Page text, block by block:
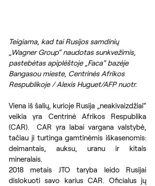
Teigiama, kad tai Rusijos samdinių
„Wagner Group“ naudotas sunkvežimis,
pastebėtas apiplėštoje „Faca“ bazėje
Bangasou mieste, Centrinės Afrikos
Respublikoje / Alexis Huguet/AFP nuotr.
Viena iš šalių, kurioje Rusija „neakivaizdžiai“
veikia yra Centrinė Afrikos Respublika
(CAR).  CAR yra labai vargana valstybė,
tačiau ji turtinga gamtinėmis iškasenomis:
deimantais, auksu, uranu ir kitais
mineralais.
2018 metais JTO taryba leido Rusijai
dislokuoti savo karius CAR. Oficialus jų